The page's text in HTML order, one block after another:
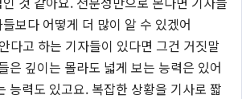
보다 어떻게 더 많이 알 수 있겠어
다고 하는 기자들이 있다면 그건 거짓말
은 깊이는 몰라도 넓게 보는 능력은 있어
능력도 있고요. 복잡한 상황을 기사로 짧